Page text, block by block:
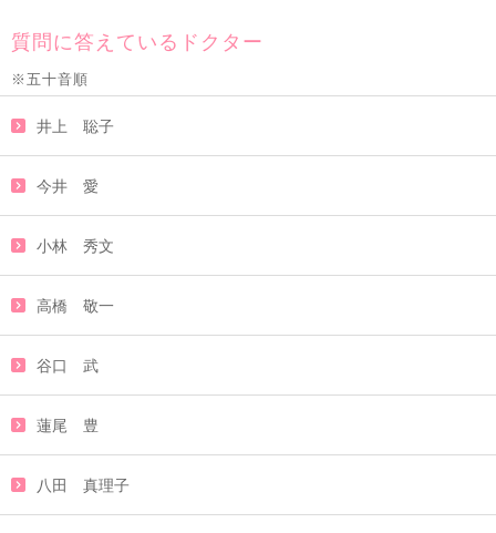
質問に答えているドクター
※五十音順
井上 聡子
今井 愛
小林 秀文
高橋 敬一
谷口 武
蓮尾 豊
八田 真理子